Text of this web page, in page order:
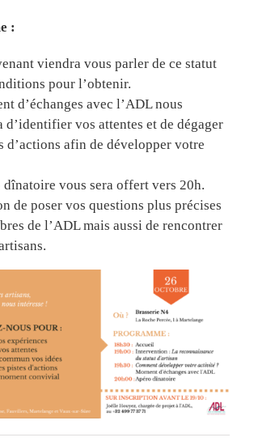
:
viendra vous parler de ce statut
pour l’obtenir.
d’échanges avec l’ADL nous
d’identifier vos attentes et de dégager
d’actions afin de développer votre
dînatoire vous sera offert vers 20h.
de poser vos questions plus précises
de l’ADL mais aussi de rencontrer